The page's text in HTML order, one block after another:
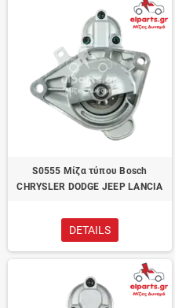
S0555 Μίζα τύπου Bosch
CHRYSLER DODGE JEEP LANCIA
DETAILS